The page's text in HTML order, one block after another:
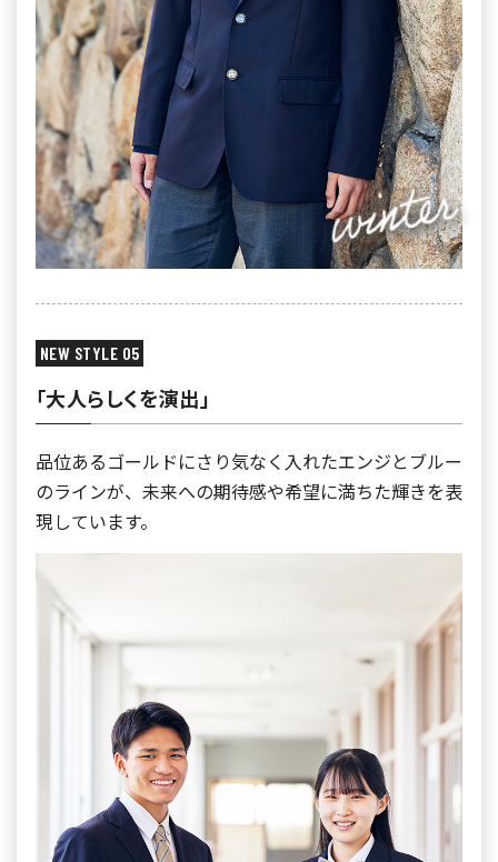
NEW STYLE 05
「大人らしくを演出」
品位あるゴールドにさり気なく入れたエンジとブルー
のラインが、未来への期待感や希望に満ちた輝きを表
現しています。